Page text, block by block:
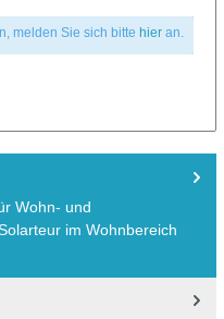
melden Sie sich bitte hieran.
Wohn- und
im Wohnbereich